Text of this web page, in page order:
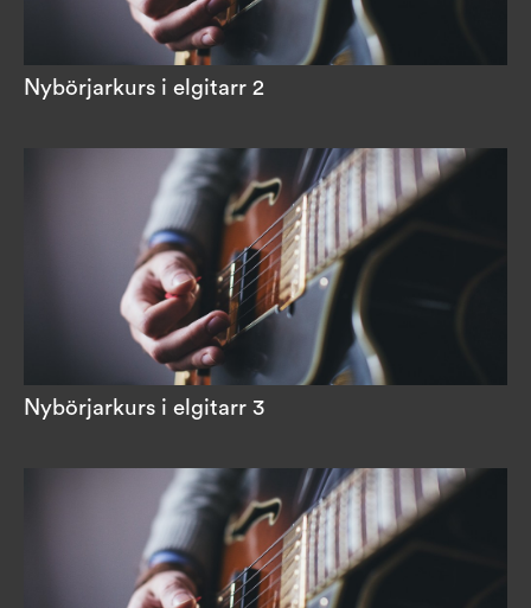
Nybörjarkurs i elgitarr 2
Nybörjarkurs i elgitarr 3